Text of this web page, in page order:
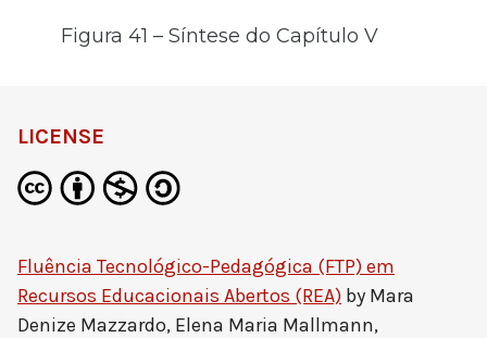
Figura 41 – Síntese do Capítulo V
LICENSE
Fluência Tecnológico-Pedagógica (FTP) em
Recursos Educacionais Abertos (REA) by Mara
Denize Mazzardo, Elena Maria Mallmann,